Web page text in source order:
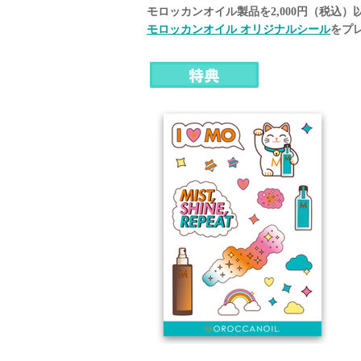
モロッカンオイル製品を2,000円（税込）
モロッカンオイル オリジナルシールをプ